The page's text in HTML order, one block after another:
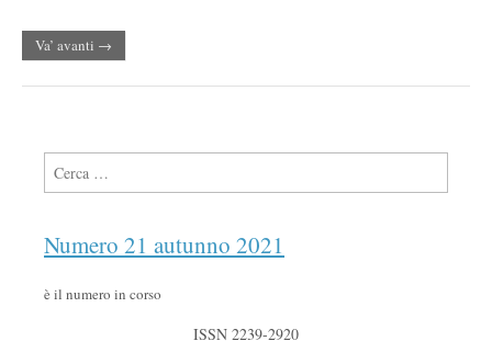
Va’ avanti →
Ricerca per:
Numero 21 autunno 2021
è il numero in corso
ISSN 2239-2920